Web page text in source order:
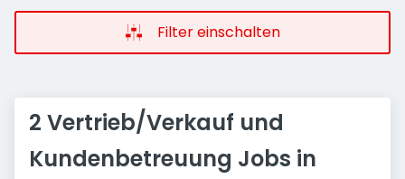
Filter einschalten
2 Vertrieb/Verkauf und
Kundenbetreuung Jobs in